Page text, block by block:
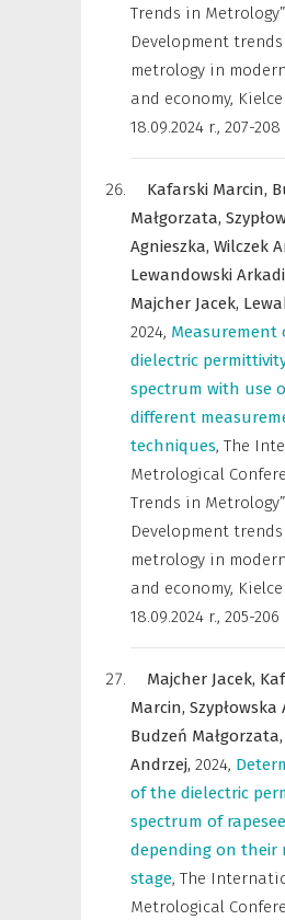
Trends in
Development
metrology in
and economy, Kielce
18.09.2024 r., 207-208
Kafarski Marcin,
Małgorzata,
Agnieszka, Wilczek
Lewandowski
Majcher Jacek,
2024, Measurement
dielectric
spectrum with use
different
techniques, The
Metrological
Trends in
Development
metrology in
and economy, Kielce
18.09.2024 r., 205-206
Majcher Jacek,
Marcin, Szypłowska
Budzeń Małgorzata,
Andrzej, 2024,
of the dielectric
spectrum of
depending on their
stage, The
Metrological